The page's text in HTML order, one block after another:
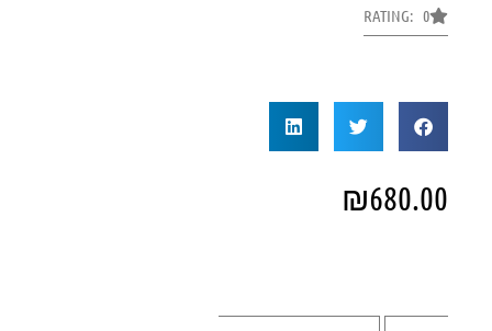
RATING: 0
₪680.00